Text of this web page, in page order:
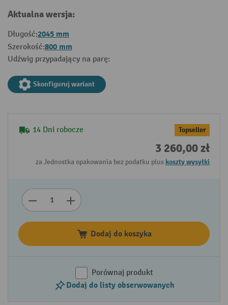
Aktualna wersja:
Długość:2045 mm
Szerokość:800 mm
Udźwig przypadający na parę:
Skonfiguruj wariant
14 Dni robocze Topseller
3 260,00 zł
za Jednostka opakowania bez podatku plus koszty wysyłki
Dodaj do koszyka
Porównaj produkt
Dodaj do listy obserwowanych